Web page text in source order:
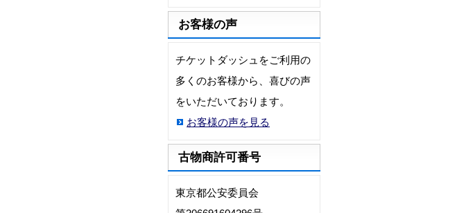
お客様の声
チケットダッシュをご利用の
多くのお客様から、喜びの声
をいただいております。
お客様の声を見る
古物商許可番号
東京都公安委員会